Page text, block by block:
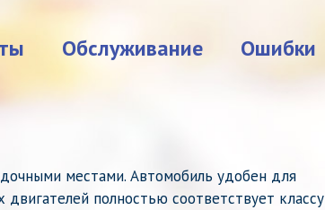
Обслуживание Ошибки
местами. Автомобиль удобен для
полностью соответствует классу